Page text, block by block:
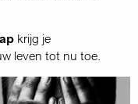
krijg je
leven tot nu toe.